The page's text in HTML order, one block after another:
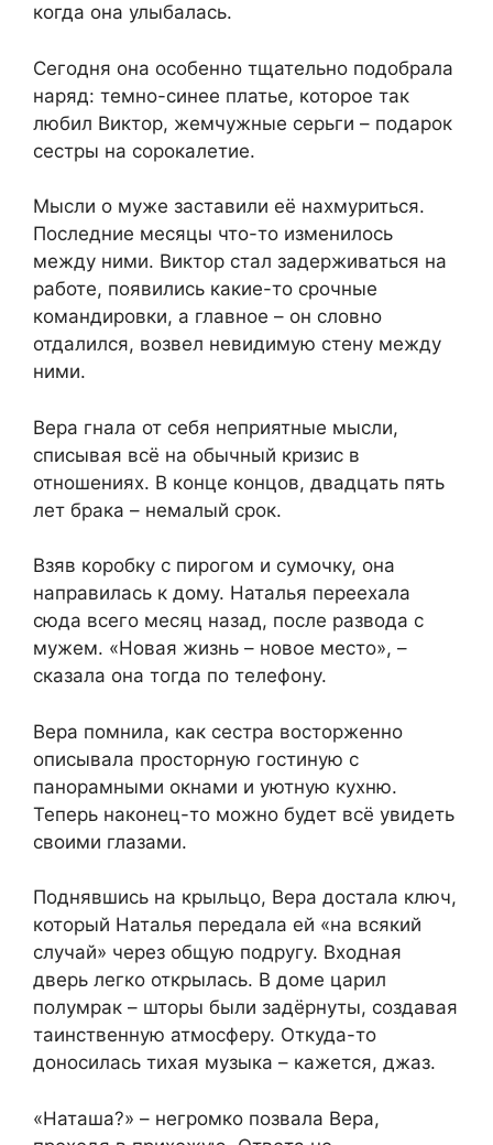
когда она улыбалась.
Сегодня она особенно тщательно подобрала
наряд: темно-синее платье, которое так
любил Виктор, жемчужные серьги – подарок
сестры на сорокалетие.
Мысли о муже заставили её нахмуриться.
Последние месяцы что-то изменилось
между ними. Виктор стал задерживаться на
работе, появились какие-то срочные
командировки, а главное – он словно
отдалился, возвел невидимую стену между
ними.
Вера гнала от себя неприятные мысли,
списывая всё на обычный кризис в
отношениях. В конце концов, двадцать пять
лет брака – немалый срок.
Взяв коробку с пирогом и сумочку, она
направилась к дому. Наталья переехала
сюда всего месяц назад, после развода с
мужем. «Новая жизнь – новое место», –
сказала она тогда по телефону.
Вера помнила, как сестра восторженно
описывала просторную гостиную с
панорамными окнами и уютную кухню.
Теперь наконец-то можно будет всё увидеть
своими глазами.
Поднявшись на крыльцо, Вера достала ключ,
который Наталья передала ей «на всякий
случай» через общую подругу. Входная
дверь легко открылась. В доме царил
полумрак – шторы были задёрнуты, создавая
таинственную атмосферу. Откуда-то
доносилась тихая музыка – кажется, джаз.
«Наташа?» – негромко позвала Вера,